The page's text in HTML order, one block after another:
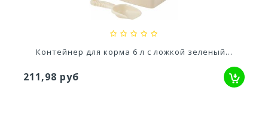
Контейнер для корма 6 л с ложкой зеленый...
211,98 руб